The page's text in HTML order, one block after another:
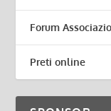
Forum
Preti online